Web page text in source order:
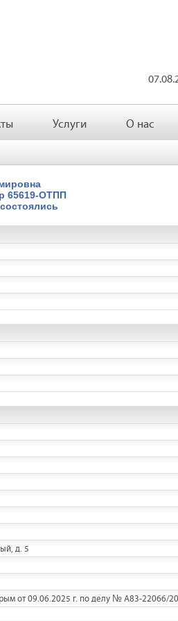
Услуги О нас
65619-ОТПП
д. 5
от 09.06.2025 г. по делу № А83-22066/